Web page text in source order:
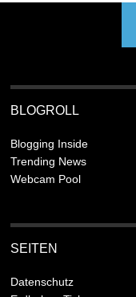
BLOGROLL
Blogging Inside
Trending News
Webcam Pool
SEITEN
Datenschutz